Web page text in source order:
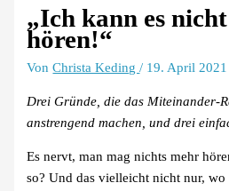
„Ich kann es
hören!“
VonChrista Keding/ 19. April 2021
Drei Gründe, die das Miteinander-
anstrengend machen, und drei
Es nervt, man mag nichts mehr
so? Und das vielleicht nicht nur, wo